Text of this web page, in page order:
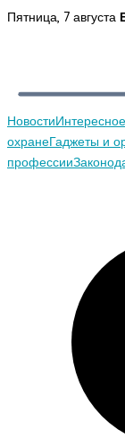
Перейти
Пятница, 7 августа
НовостиИнтересное
охранеГаджеты и
профессии